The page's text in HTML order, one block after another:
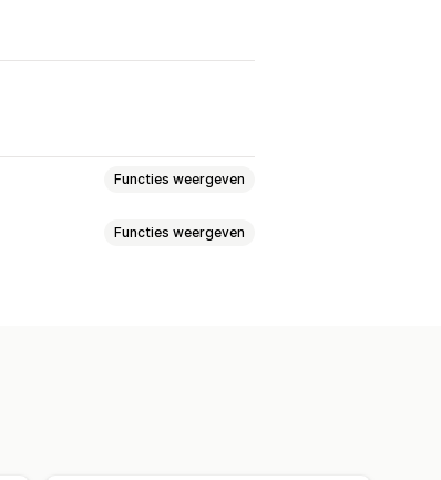
Functies weergeven
Functies weergeven